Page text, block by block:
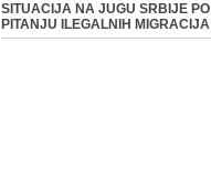
SITUACIJA NA JUGU SRBIJE PO
PITANJU ILEGALNIH MIGRACIJA